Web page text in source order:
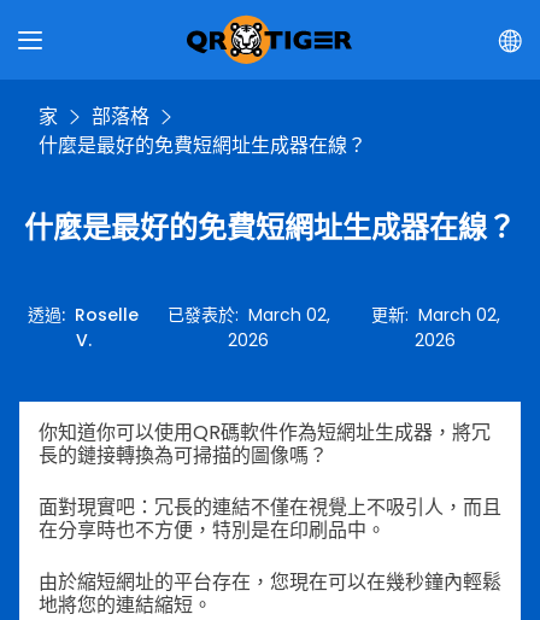
家
部落格
什麼是最好的免費短網址生成器在線？
什麼是最好的免費短網址生成器在線？
透過: Roselle
V.
已發表於: March 02,
2026
更新: March 02,
2026
你知道你可以使用QR碼軟件作為短網址生成器，將冗
長的鏈接轉換為可掃描的圖像嗎？
面對現實吧：冗長的連結不僅在視覺上不吸引人，而且
在分享時也不方便，特別是在印刷品中。
由於縮短網址的平台存在，您現在可以在幾秒鐘內輕鬆
地將您的連結縮短。